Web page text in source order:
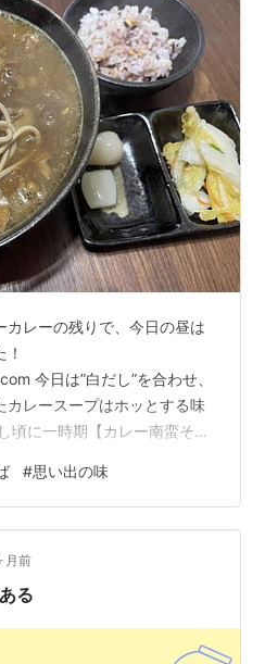
カレーの残りで、今日の昼は
今日は”白だし”を合わせ、
カレースープはホッとする味
頃に一時期【カレー南蛮そ
りました！ ここ最近、ルー
せんでしたが、美味しさ再確
ん、この【カレー南蛮そば】
ｗ
#思い出の味
月前
る